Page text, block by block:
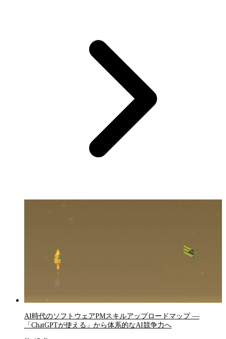
AI時代のソフトウェアPMスキルアップロードマップ —
「ChatGPTが使える」から体系的なAI競争力へ